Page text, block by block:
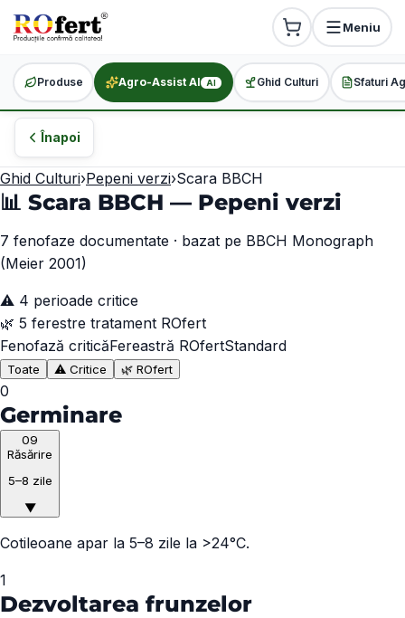
Meniu
Produse Agro-Assist AI AI Ghid Culturi Sfaturi
Înapoi
Ghid Culturi›Pepeni verzi›Scara BBCH
📊 Scara BBCH — Pepeni verzi
7 fenofaze documentate · bazat pe BBCH Monograph
(Meier 2001)
⚠️ 4 perioade critice
🌿 5 ferestre tratament ROfert
Fenofază criticăFereastră ROfertStandard
Toate ⚠️ Critice 🌿 ROfert
0
Germinare
09
Răsărire
5–8 zile
▼
Cotileoane apar la 5–8 zile la >24°C.
1
Dezvoltarea frunzelor